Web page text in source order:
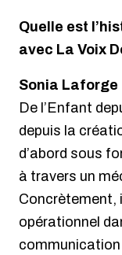
Quelle est
avec La Voix
Sonia Laforge
De l’Enfant
depuis la
d’abord sous
à travers un
Concrètement,
opérationnel
communication